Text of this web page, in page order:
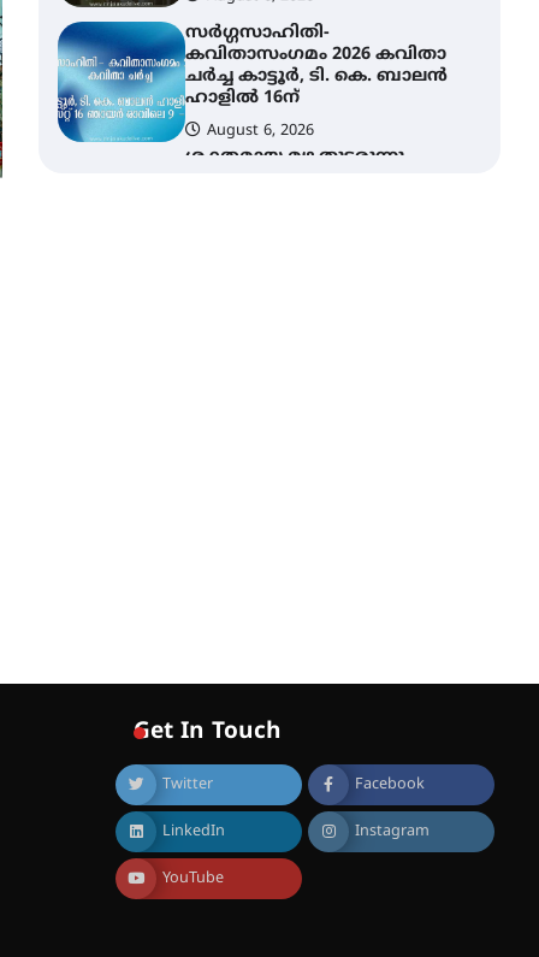
സർഗ്ഗസാഹിതി-
കവിതാസംഗമം 2026 കവിതാ
ചർച്ച കാട്ടൂർ, ടി. കെ. ബാലൻ
ഹാളിൽ 16ന്
August 6, 2026
ശക്തമായ മഴ തുടരുന്നു –
എക്സ്പോയുമായി എസ്
വിദ്യാർത്ഥികൾ
August 6, 2026
സർഗ്ഗസാഹിതി-
കവിതാസംഗമം 2026 കവിതാ
ചർച്ച കാട്ടൂർ, ടി. കെ. ബാലൻ
Get In Touch
Twitter Facebook
LinkedIn Instagram
YouTube